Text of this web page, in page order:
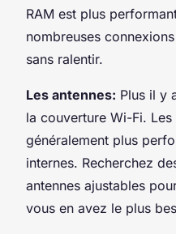
RAM est plus
nombreuses
sans ralentir.
Les antennes: Plus il y
la couverture Wi-Fi.
généralement plus
internes. Recherchez
antennes ajustables
vous en avez le plus